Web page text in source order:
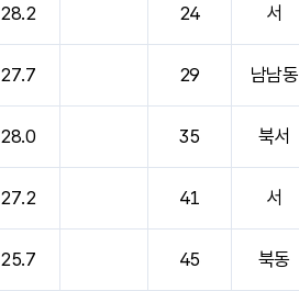
28.2 24 서
27.7 29 남남동
28.0 35 북서
27.2 41 서
25.7 45 북동